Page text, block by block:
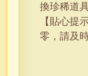
換珍稀道
【貼心提
零，請及